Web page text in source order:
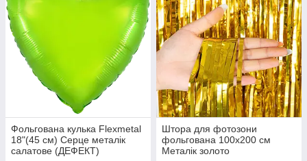
Фольгована кулька Flexmetal
18"(45 см) Серце металік
салатове (ДЕФЕКТ)
Штора для фотозони
фольгована 100х200 см
Металік золото